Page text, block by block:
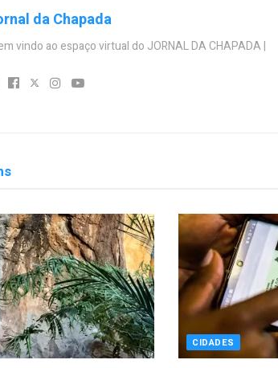
da Chapada
vindo ao espaço virtual do JORNAL DA CHAPADA |
CIDADES